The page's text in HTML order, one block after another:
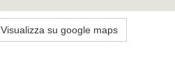
Visualizza su google maps